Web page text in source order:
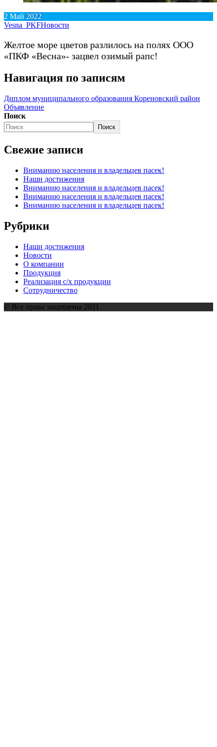
2 Май 2022
Vesna_PKFНовости
Желтое море цветов разлилось на полях ООО
«ПКФ «Весна»- зацвел озимый рапс!
Навигация по записям
Диплом муниципального образования Кореновский район
Объявление
Поиск
Поиск
Свежие записи
Вниманию населения и владельцев пасек!
Наши достижения
Вниманию населения и владельцев пасек!
Вниманию населения и владельцев пасек!
Вниманию населения и владельцев пасек!
Рубрики
Наши достижения
Новости
О компании
Продукция
Реализация с/х продукции
Сотрудничество
© Все права защищены 2021